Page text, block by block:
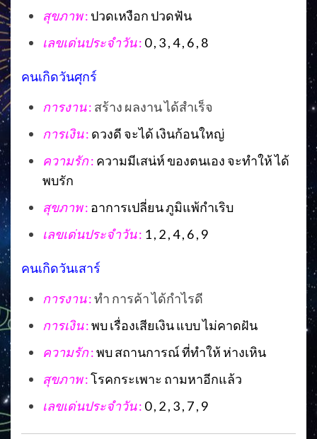
สุขภาพ: ปวดเหงือก ปวดฟัน
เลขเด่นประจำวัน: 0 , 3 , 4 , 6 , 8
คนเกิดวันศุกร์
การงาน: สร้าง ผลงาน ได้สำเร็จ
การเงิน: ดวงดี จะได้ เงินก้อนใหญ่
ความรัก: ความมีเสน่ห์ ของตนเอง จะทำให้ ได้
พบรัก
สุขภาพ: อาการเปลี่ยน ภูมิแพ้กำเริบ
เลขเด่นประจำวัน: 1 , 2 , 4 , 6 , 9
คนเกิดวันเสาร์
การงาน:ทำ การค้า ได้กำไรดี
การเงิน:พบ เรื่องเสียเงิน แบบ ไม่คาดฝัน
ความรัก:พบ สถานการณ์ ที่ทำให้ ห่างเหิน
สุขภาพ:โรคกระเพาะ ถามหาอีกแล้ว
เลขเด่นประจำวัน: 0 , 2 , 3 , 7 , 9